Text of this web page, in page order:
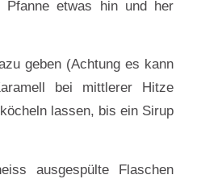
etwas hin und her
geben (Achtung es kann
bei mittlerer Hitze
lassen, bis ein Sirup
ausgespülte Flaschen